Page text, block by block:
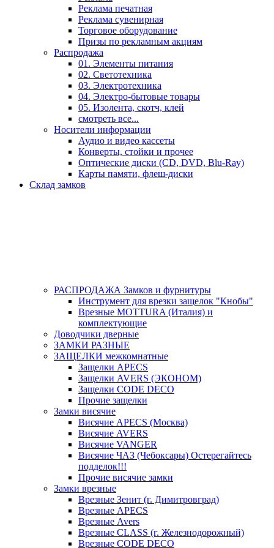
Реклама печатная
Реклама сувенирная
Торговое оборудование
Призы по рекламным акциям
Распродажа
01. Элементы питания
02. Светотехника
03. Электротехника
04. Электро-бытовые товары
05. Изолента, скотч, клей
смотреть все...
Носители информации
Аудио и видео кассеты
Конверты, стойки и прочее
Оптические диски (CD, DVD, Blu-Ray)
Карты памяти, флеш-диски
Склад замков
РАСПРОДАЖА Замков и фурнитуры
Инструмент для врезки защелок "Кнобы"
Врезные MOTTURA (Италия) и
комплектующие
Доводчики дверные
ЗАМКИ РАЗНЫЕ
ЗАЩЕЛКИ межкомнатные
Защелки APECS
Защелки AVERS (ЭКОНОМ)
Защелки CODE DECO
Прочие защелки
Замки висячие
Висячие APECS (Москва)
Висячие AVERS
Висячие VANGER
Висячие ЧАЗ (Чебоксары) Остерегайтесь
подделок!!!
Прочие висячие замки
Замки врезные
Врезные Зенит (г. Димитровград)
Врезные APECS
Врезные Avers
Врезные CLASS (г. Железнодорожный)
Врезные CODE DECO